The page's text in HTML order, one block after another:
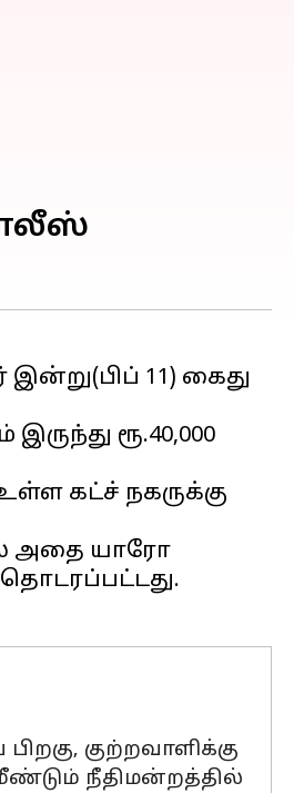
11) கைது
ரூ.40,000
கட்ச் நகருக்கு
அதை யாரோ
குற்றவாளிக்கு
நீதிமன்றத்தில்